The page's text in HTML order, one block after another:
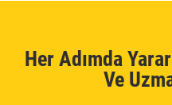
Her Adımda
Ve